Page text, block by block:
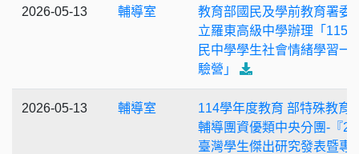
2026-05-13 輔導室
教育部國民及學前教育署委
立羅東高級中學辦理「115
民中學學生社會情緒學習一
驗營」
2026-05-13 輔導室
114學年度教育 部特殊教育
輔導團資優類中央分團-『
臺灣學生傑出研究發表暨專